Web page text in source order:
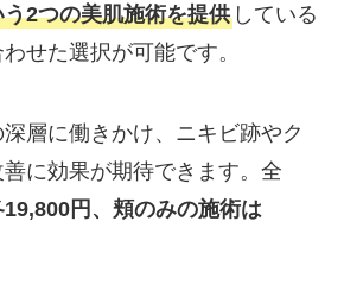
2つの美肌施術を提供している
せた選択が可能です。
層に働きかけ、ニキビ跡やク
に効果が期待できます。全
19,800円、頬のみの施術は